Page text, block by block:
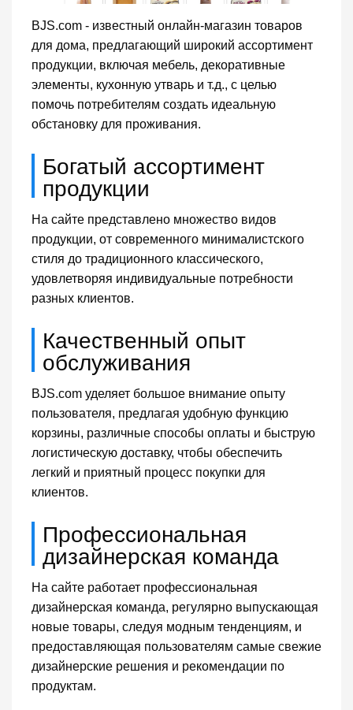
BJS.com - известный онлайн-магазин товаров
для дома, предлагающий широкий ассортимент
продукции, включая мебель, декоративные
элементы, кухонную утварь и т.д., с целью
помочь потребителям создать идеальную
обстановку для проживания.
Богатый ассортимент
продукции
На сайте представлено множество видов
продукции, от современного минималистского
стиля до традиционного классического,
удовлетворяя индивидуальные потребности
разных клиентов.
Качественный опыт
обслуживания
BJS.com уделяет большое внимание опыту
пользователя, предлагая удобную функцию
корзины, различные способы оплаты и быструю
логистическую доставку, чтобы обеспечить
легкий и приятный процесс покупки для
клиентов.
Профессиональная
дизайнерская команда
На сайте работает профессиональная
дизайнерская команда, регулярно выпускающая
новые товары, следуя модным тенденциям, и
предоставляющая пользователям самые свежие
дизайнерские решения и рекомендации по
продуктам.